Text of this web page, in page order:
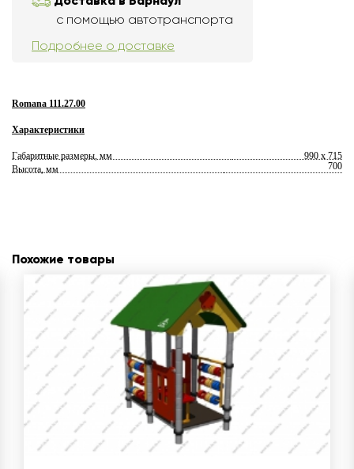
с помощью автотранспорта
Подробнее о доставке
Romana 111.27.00
Характеристики
Габаритные размеры, мм
990 х 715
Высота, мм
700
Похожие товары